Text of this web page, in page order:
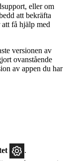
eller om
att bekräfta
få hjälp med
versionen av
ovanstående
av appen du har
.